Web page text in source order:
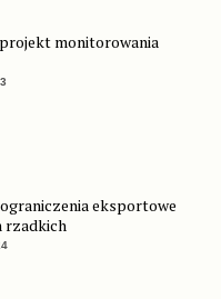
monitorowania
eksportowe
rzadkich